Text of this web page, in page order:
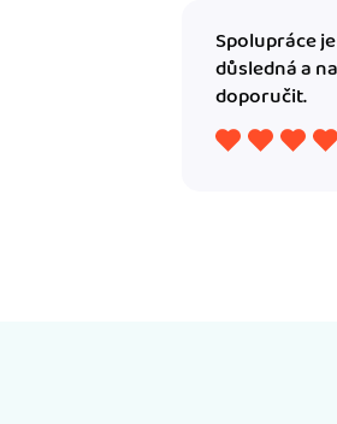
Spolupráce
důsledná a
doporučit.